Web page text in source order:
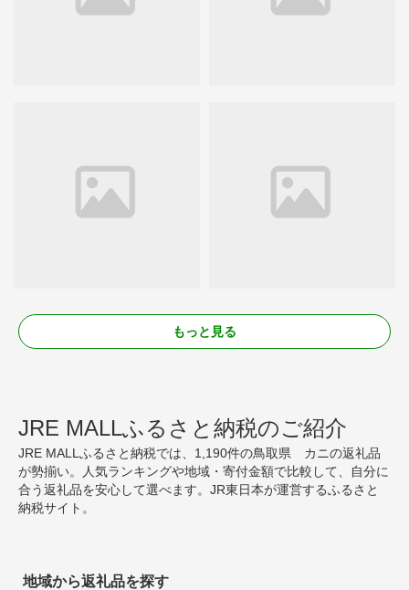
もっと見る
JRE MALLふるさと納税のご紹介
JRE MALLふるさと納税では、1,190件の鳥取県 カニの返礼品
が勢揃い。人気ランキングや地域・寄付金額で比較して、自分に
合う返礼品を安心して選べます。JR東日本が運営するふるさと
納税サイト。
地域から返礼品を探す